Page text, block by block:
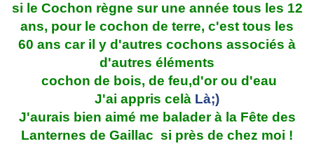
si le Cochon règne sur une année tous les 12
ans, pour le cochon de terre, c'est tous les
60 ans car il y d'autres cochons associés à
d'autres éléments
cochon de bois, de feu,d'or ou d'eau
J'ai appris celà Là;)
J'aurais bien aimé me balader à la Fête des
Lanternes de Gaillac si près de chez moi !